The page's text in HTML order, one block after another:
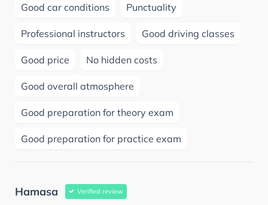
Good car conditions Punctuality
Professional instructors Good driving classes
Good price No hidden costs
Good overall atmosphere
Good preparation for theory exam
Good preparation for practice exam
Hamasa Verified review